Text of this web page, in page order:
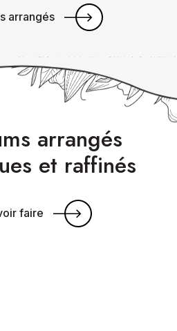
arrangés
arrangés
et raffinés
faire